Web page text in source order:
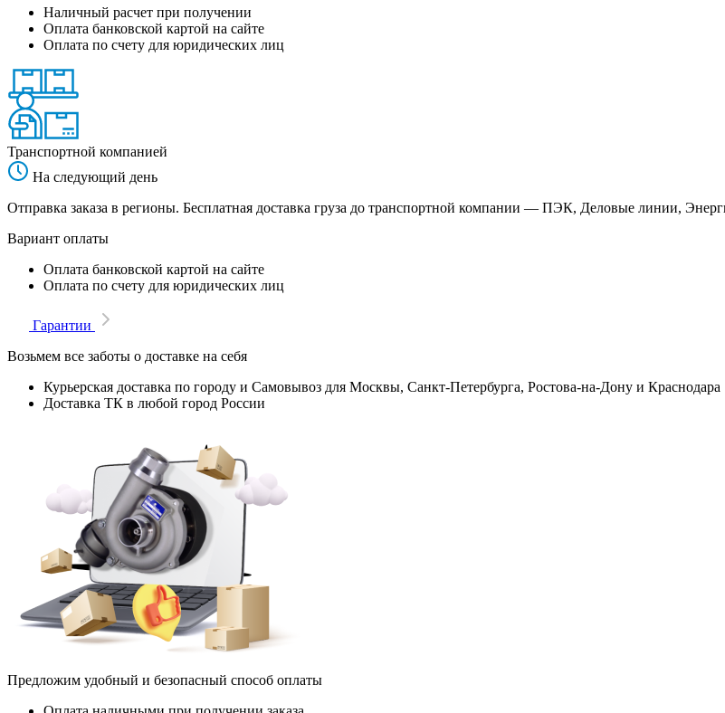
Наличный расчет при получении
Оплата банковской картой на сайте
Оплата по счету для юридических лиц
Транспортной компанией
На следующий день
Отправка заказа в регионы. Бесплатная доставка груза до транспортной компании — ПЭК, Деловые линии,
Вариант оплаты
Оплата банковской картой на сайте
Оплата по счету для юридических лиц
Гарантии
Возьмем все заботы о доставке на себя
Курьерская доставка по городу и Самовывоз для Москвы, Санкт-Петербурга, Ростова-на-Дону и Краснодара
Доставка ТК в любой город России
Предложим удобный и безопасный способ оплаты